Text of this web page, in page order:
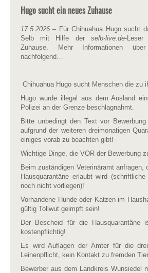
Hugo sucht ein neues Zuhause
17.5.2026 – Für Chihuahua Hugo sucht
Selb mit Hilfe der selb-live.de-
Zuhause. Mehr Informationen
nachfolgend…
Chihuahua Hugo sucht Menschen die zu
Hugo wurde illegal aus dem Ausland
Polizei an der Grenze beschlagnahmt.
Bitte unbedingt den Text vor
aufgrund der weiteren dreimonatigen
einiges vorab zu beachten gibt!
Wichtige Dinge, die VOR der Bewerbung
Beim zuständigen Veterinäramt anfragen,
Hausquarantäne erlaubt wird
noch nicht vorliegen)!
Vorhandene Hunde oder Katzen im
gültig Tollwut geimpft sein!
Der Bescheid für die Hausquarantäne
kostenpflichtig!
Es wird Auflagen der Ämter für die
Leinenpflicht, kein Kontakt zu fremden
Bewerber aus dem Landkreis Wunsiedel